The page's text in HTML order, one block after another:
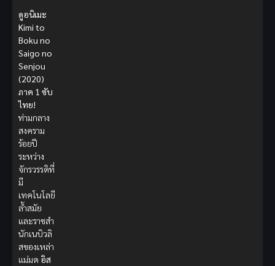
ดูอนิเมะ
Kimi to
Boku no
Saigo no
Senjou
(2020)
ภาค 1 ซับ
ไทย!
ท่ามกลาง
สงคราม
ร้อยปี
ระหว่าง
จักรวรรดิที่
มี
เทคโนโลยี
ล้ำสมัย
และราชสำ
นักเนบิวลิ
สของเหล่า
แม่มด อิส